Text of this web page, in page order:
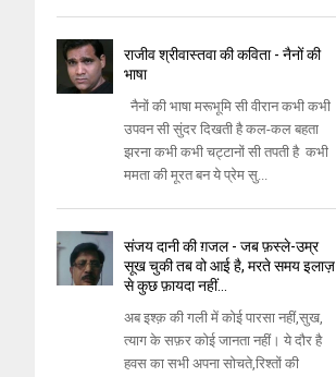
राजीव श्रीवास्तवा की कविता - नैनों की
भाषा
नैनों की भाषा मरूभूमि सी वीरान कभी कभी
उपवन सी सुंदर दिखती है कल-कल बहता
झरना कभी कभी चट्टानों सी तपती है कभी
ममता की मूरत बन ये प्रेम सु...
संजय दानी की ग़जल - जब फ़स्ले-उम्र
सूख चुकी तब वो आई है, मरते समय इलाज़
से कुछ फ़ायदा नहीं...
अब इश्क़ की गली में कोई पारसा नहीं,सुख,
त्याग के सफ़र कोई जानता नहीं। ये दौर है
हवस का सभी अपना सोचते,रिश्तों की